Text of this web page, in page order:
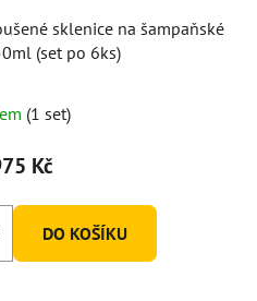
sklenice na šampaňské
(set po 6ks)
(1 set)
Kč
DO KOŠÍKU